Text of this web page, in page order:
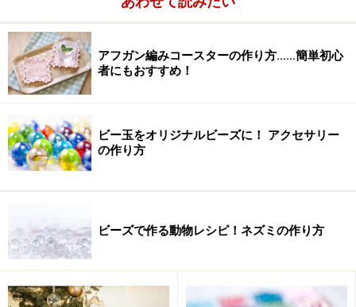
アフガン編みコースターの作り方……簡単初心
者にもおすすめ！
ビー玉をオリジナルビーズに！ アクセサリー
の作り方
ビーズで作る動物レシピ！ネズミの作り方